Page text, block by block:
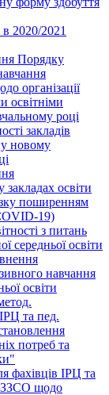
2020/2021
Порядку
організації
освітніми
році
закладів
у новому
закладах освіти
поширенням
19)
з питань
середньої освіти
навчання
освіти
та пед.
потреб та
фахівців ІРЦ та
ЗЗСО щодо